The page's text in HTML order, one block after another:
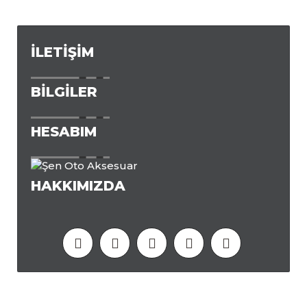
İLETIŞIM
BILGILER
HESABIM
HAKKIMIZDA